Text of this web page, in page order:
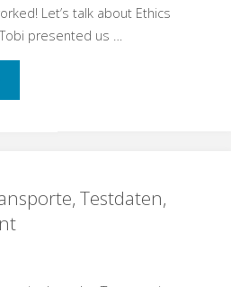
Let’s talk about Ethics
presented us …
Testdaten,